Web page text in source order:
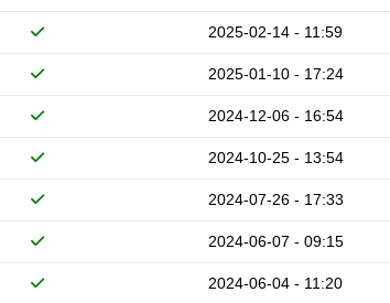
2025-02-14 - 11:59
2025-01-10 - 17:24
2024-12-06 - 16:54
2024-10-25 - 13:54
2024-07-26 - 17:33
2024-06-07 - 09:15
2024-06-04 - 11:20